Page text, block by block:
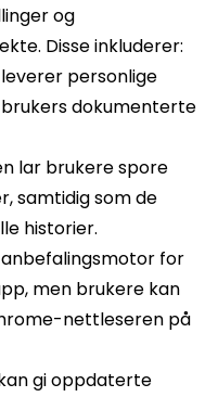
og
Disse inkluderer:
personlige
dokumenterte
lar brukere spore
samtidig som de
historier.
for
men brukere kan
nettleseren på
gi oppdaterte